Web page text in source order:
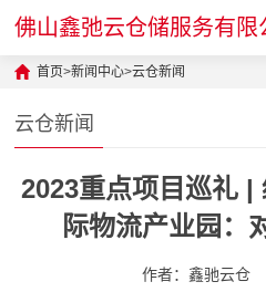
佛山鑫弛云仓储服务有限
首页>新闻中心>云仓新闻
云仓新闻
2023重点项目巡礼 |
际物流产业园：
作者：鑫驰云仓